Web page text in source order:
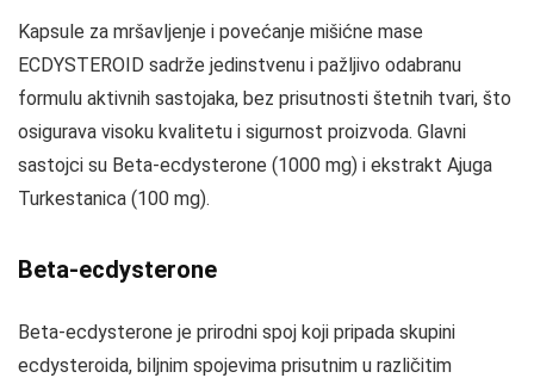
Kapsule za mršavljenje i povećanje mišićne mase
ECDYSTEROID sadrže jedinstvenu i pažljivo odabranu
formulu aktivnih sastojaka, bez prisutnosti štetnih tvari, što
osigurava visoku kvalitetu i sigurnost proizvoda. Glavni
sastojci su Beta-ecdysterone (1000 mg) i ekstrakt Ajuga
Turkestanica (100 mg).
Beta-ecdysterone
Beta-ecdysterone je prirodni spoj koji pripada skupini
ecdysteroida, biljnim spojevima prisutnim u različitim